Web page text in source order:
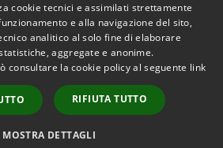
Copyright © 2026 • Comune di
Sanremo • Powered by
Municipium•
Accesso
redazione
cookie tecnici e assimilati strettamente
e alla navigazione del sito,
analitico al solo fine di elaborare
aggregate e anonime.
consultare la cookie policy al seguente link
RIFIUTA TUTTO
MOSTRA DETTAGLI